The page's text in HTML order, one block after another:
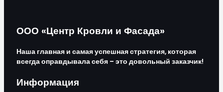
ООО «Центр Кровли и Фасада»
Наша главная и самая успешная стратегия, которая
всегда оправдывала себя – это довольный заказчик!
Информация